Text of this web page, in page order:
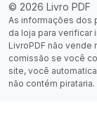
© 2026 Livro PDF
As informações dos
da loja para
LivroPDF não
comissão se você
site, você
não contém pirataria.